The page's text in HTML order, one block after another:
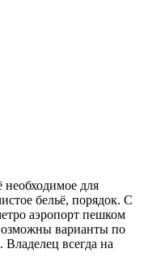
для
бельё, порядок. С
аэропорт пешком
варианты по
Владелец всегда на